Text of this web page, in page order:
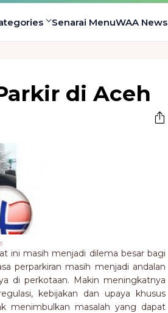
Senarai MenuWAA News
di Aceh
ini masih menjadi dilema besar bagi
perparkiran masih menjadi andalan
di perkotaan. Makin meningkatnya
kebijakan dan upaya khusus
menimbulkan masalah yang dapat